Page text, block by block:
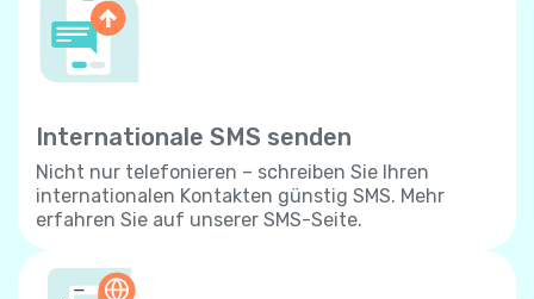
Internationale SMS senden
Nicht nur telefonieren – schreiben Sie Ihren
internationalen Kontakten günstig SMS. Mehr
erfahren Sie auf unserer SMS-Seite.